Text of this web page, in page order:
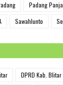
Padang
Sawahlunto
DPRD Kab. Blitar